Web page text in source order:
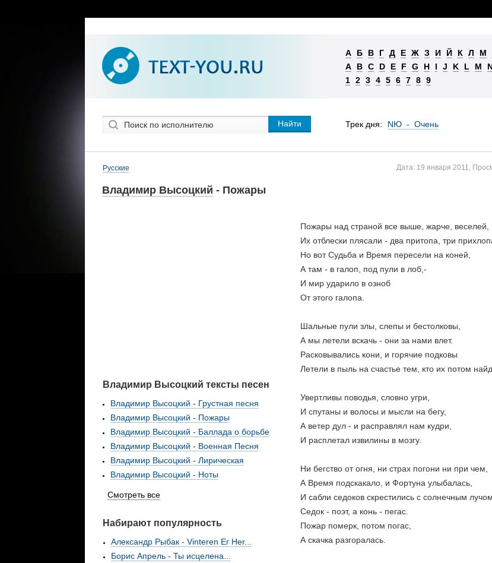
А Б В Г Д Е Ж З И Й К Л М
A
B C D E F G H I J K L M
1 2 3 4 5 6 7 8 9
Трек дня: NЮ - Очень
Русские Дата: 19 января 2011,
Владимир Высоцкий - Пожары
Пожары над страной все выше, жарче, веселей,
Их отблески плясали - два притопа, три
Но вот Судьба и Время пересели на коней,
А там - в галоп, под пули в лоб,-
И мир ударило в озноб
От этого галопа.
Шальные пули злы, слепы и бестолковы,
А мы летели вскачь - они за нами влет.
Расковывались кони, и горячие подковы
Летели в пыль на счастье тем, кто их потом
Увертливы поводья, словно угри,
И спутаны и волосы и мысли на бегу,
А ветер дул - и расправлял нам кудри,
И расплетал извилины в мозгу.
Ни бегство от огня, ни страх погони ни при чем,
А Время подскакало, и Фортуна улыбалась,
И сабли седоков скрестились с солнечным
Седок - поэт, а конь - пегас.
Пожар померк, потом погас,
А скачка разгоралась.
Владимир Высоцкий тексты песен
Владимир Высоцкий - Грустная песня
Владимир Высоцкий - Пожары
Владимир Высоцкий - Баллада о борьбе
Владимир Высоцкий - Военная Песня
Владимир Высоцкий - Лирическая
Владимир Высоцкий - Ноты
Смотреть все
Набирают популярность
Александр Рыбак - Vinteren Er Her...
Борис Апрель - Ты исцелена...